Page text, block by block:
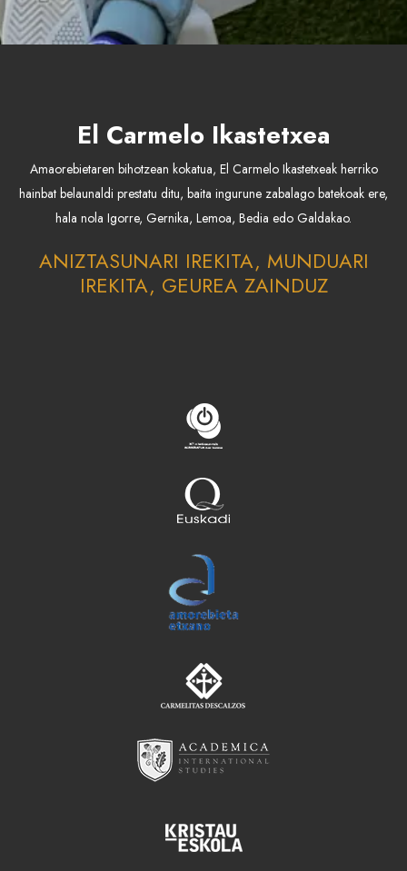
El Carmelo Ikastetxea
Amaorebietaren bihotzean kokatua, El Carmelo Ikastetxeak herriko
hainbat belaunaldi prestatu ditu, baita ingurune zabalago batekoak ere,
hala nola Igorre, Gernika, Lemoa, Bedia edo Galdakao.
ANIZTASUNARI IREKITA, MUNDUARI
IREKITA, GEUREA ZAINDUZ